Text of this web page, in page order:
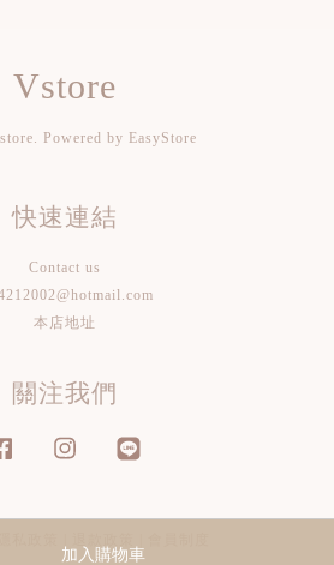
加入購物車
Vstore
Powered by EasyStore
快速連結
Contact us
本店地址
關注我們
Facebook Instagram